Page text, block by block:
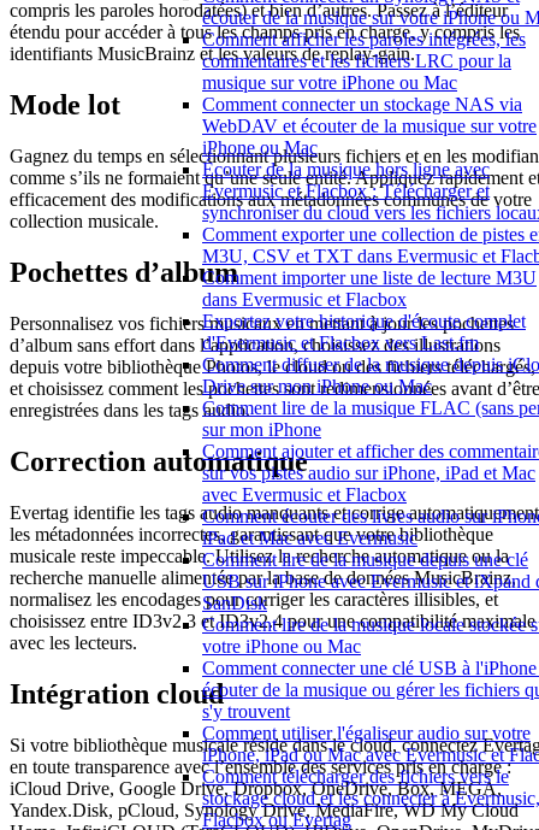
écouter de la musique sur votre iPhone ou
Comment afficher les paroles intégrées, les
commentaires et les fichiers LRC pour la
musique sur votre iPhone ou Mac
Comment connecter un stockage NAS via
WebDAV et écouter de la musique sur votre
iPhone ou Mac
Écouter de la musique hors ligne avec
Evermusic et Flacbox : Télécharger et
synchroniser du cloud vers les fichiers
Comment exporter une collection de pistes
M3U, CSV et TXT dans Evermusic et
Comment importer une liste de lecture M3U
dans Evermusic et Flacbox
Exportez votre historique d'écoute complet
d'Evermusic et Flacbox vers Last.fm
Comment diffuser de la musique depuis
Drive sur mon iPhone ou Mac
Comment lire de la musique FLAC (sans
sur mon iPhone
Comment ajouter et afficher des
sur vos pistes audio sur iPhone, iPad et Mac
avec Evermusic et Flacbox
Comment écouter des livres audio sur
iPad et Mac avec Evermusic
Comment lire de la musique depuis une clé
USB sur iPhone avec Evermusic et iXpand
SanDisk
Comment lire de la musique locale stockée
votre iPhone ou Mac
Comment connecter une clé USB à l'iPhone
écouter de la musique ou gérer les fichiers
s'y trouvent
Comment utiliser l'égaliseur audio sur votre
iPhone, iPad ou Mac avec Evermusic et
Comment télécharger des fichiers vers le
stockage cloud et les connecter à Evermusic,
Flacbox ou Evertag
compris les paroles horodatées) et bien d’autres. Passez à l’éditeur
étendu pour accéder à tous les champs pris en charge, y compris les
identifiants MusicBrainz et les valeurs de replay-gain.
Mode lot
Gagnez du temps en sélectionnant plusieurs fichiers et en les
comme s’ils ne formaient qu’une seule entité. Appliquez rapidement
efficacement des modifications aux métadonnées communes de votre
collection musicale.
Pochettes d’album
Personnalisez vos fichiers musicaux en mettant à jour les pochettes
d’album sans effort dans l’application, choisissez des illustrations
depuis votre bibliothèque Photos, le cloud ou des fichiers téléchargés,
et choisissez comment les pochettes sont redimensionnées avant d’être
enregistrées dans les tags audio.
Correction automatique
Evertag identifie les tags audio manquants et corrige automatiquement
les métadonnées incorrectes, garantissant que votre bibliothèque
musicale reste impeccable. Utilisez la recherche automatique ou la
recherche manuelle alimentée par la base de données MusicBrainz,
normalisez les encodages pour corriger les caractères illisibles, et
choisissez entre ID3v2.3 et ID3v2.4 pour une compatibilité maximale
avec les lecteurs.
Intégration cloud
Si votre bibliothèque musicale réside dans le cloud, connectez
en toute transparence avec l’ensemble des services pris en charge :
iCloud Drive, Google Drive, Dropbox, OneDrive, Box, MEGA,
Yandex.Disk, pCloud, Synology Drive, MediaFire, WD My Cloud